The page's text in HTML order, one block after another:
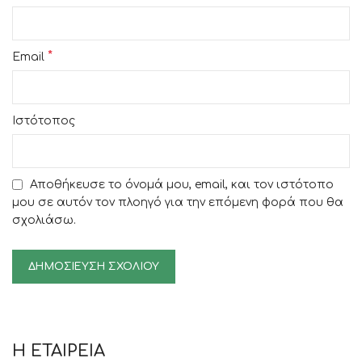
Email *
Ιστότοπος
Αποθήκευσε το όνομά μου, email, και τον ιστότοπο
μου σε αυτόν τον πλοηγό για την επόμενη φορά που θα
σχολιάσω.
Η ΕΤΑΙΡΕΙΑ